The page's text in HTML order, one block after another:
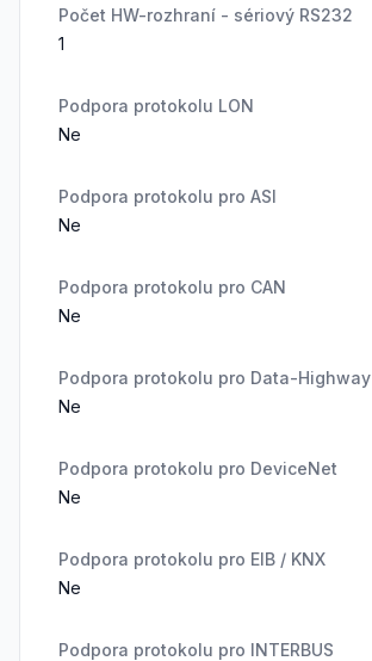
Počet HW-rozhraní - sériový RS232
1
Podpora protokolu LON
Ne
Podpora protokolu pro ASI
Ne
Podpora protokolu pro CAN
Ne
Podpora protokolu pro Data-Highway
Ne
Podpora protokolu pro DeviceNet
Ne
Podpora protokolu pro EIB / KNX
Ne
Podpora protokolu pro INTERBUS